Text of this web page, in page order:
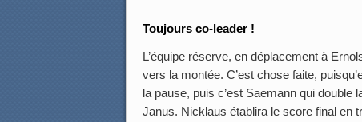
Toujours co-leader !
L’équipe réserve, en déplacement à
vers la montée. C’est chose faite,
la pause, puis c’est Saemann qui double
Janus. Nicklaus établira le score final en